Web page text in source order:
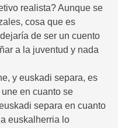
realista? Aunque se
cosa que es
de ser un cuento
a la juventud y nada
y euskadi separa, es
en cuanto se
separa en cuanto
euskalherria lo